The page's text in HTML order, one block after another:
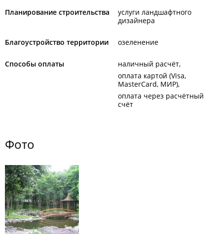
Планирование строительства
услуги ландшафтного
дизайнера
Благоустройство территории озеленение
Способы оплаты
наличный расчёт
оплата картой (Visa,
MasterCard, МИР)
оплата через расчётный
счёт
Фото